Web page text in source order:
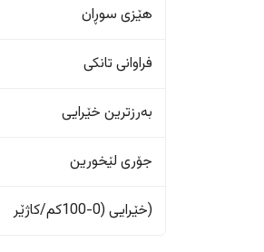
هێزی سوڕان
فراوانی تانکی
بەرزترین خێرایی
جۆری لێخورین
(خێرایی (0-100کم/کاژێر